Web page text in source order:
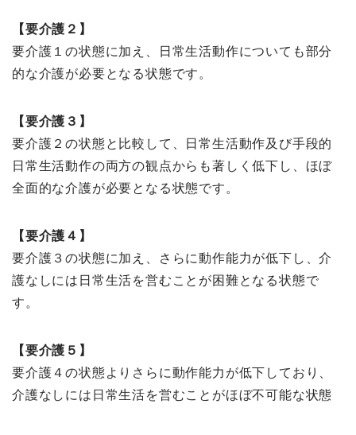
【要介護２】
要介護１の状態に加え、日常生活動作についても部分
的な介護が必要となる状態です。
【要介護３】
要介護２の状態と比較して、日常生活動作及び手段的
日常生活動作の両方の観点からも著しく低下し、ほぼ
全面的な介護が必要となる状態です。
【要介護４】
要介護３の状態に加え、さらに動作能力が低下し、介
護なしには日常生活を営むことが困難となる状態で
す。
【要介護５】
要介護４の状態よりさらに動作能力が低下しており、
介護なしには日常生活を営むことがほぼ不可能な状態